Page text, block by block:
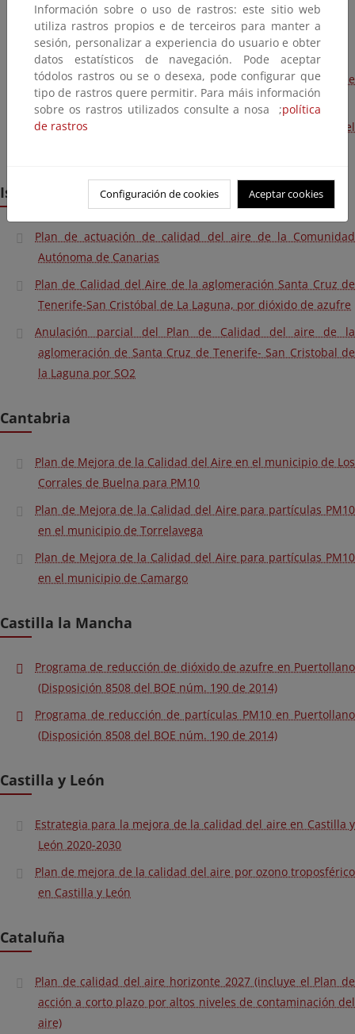
Plan de mejora de la calidad del aire de Maó 2021
Plan Marco de mejora de la calidad del aire en Baleares
Protocolo de información ante superaciones del umbral de
información para el ozono
Protocolo de actuación a corto plazo por la superación del
Islas Canarias
Plan de actuación de calidad del aire de la Comunidad
Autónoma de Canarias
Plan de Calidad del Aire de la aglomeración Santa Cruz de
Tenerife-San Cristóbal de La Laguna, por dióxido de azufre
Anulación parcial del Plan de Calidad del aire de la
aglomeración de Santa Cruz de Tenerife- San Cristobal de
la Laguna por SO2
Cantabria
Plan de Mejora de la Calidad del Aire en el municipio de Los
Corrales de Buelna para PM10
Plan de Mejora de la Calidad del Aire para partículas PM10
en el municipio de Torrelavega
Plan de Mejora de la Calidad del Aire para partículas PM10
en el municipio de Camargo
Castilla la Mancha
Programa de reducción de dióxido de azufre en Puertollano
(Disposición 8508 del BOE núm. 190 de 2014)
Programa de reducción de partículas PM10 en Puertollano
(Disposición 8508 del BOE núm. 190 de 2014)
Castilla y León
Estrategia para la mejora de la calidad del aire en Castilla y
León 2020-2030
Plan de mejora de la calidad del aire por ozono troposférico
en Castilla y León
Cataluña
Plan de calidad del aire horizonte 2027 (incluye el Plan de
acción a corto plazo por altos niveles de contaminación del
aire)
Información sobre o uso de rastros: este sitio web
utiliza rastros propios e de terceiros para manter a
sesión, personalizar a experiencia do usuario e obter
datos estatísticos de navegación. Pode aceptar
tódolos rastros ou se o desexa, pode configurar que
tipo de rastros quere permitir. Para máis información
sobre os rastros utilizados consulte a nosa ;política
de rastros
Configuración de cookies Aceptar cookies